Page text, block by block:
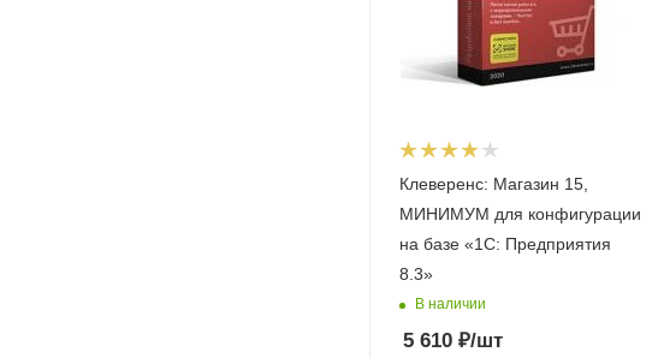
Клеверенс: Магазин 15,
МИНИМУМ для конфигурации
на базе «1С: Предприятия
8.3»
В наличии
5 610 ₽/шт